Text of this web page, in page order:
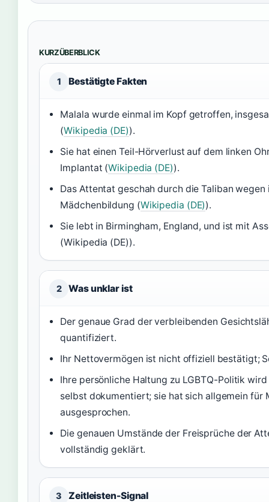
KURZÜBERBLICK
1 Bestätigte Fakten
Malala wurde einmal im Kopf getroffen,
(Wikipedia (DE)).
Sie hat einen Teil-Hörverlust auf dem linken
Implantat (Wikipedia (DE)).
Das Attentat geschah durch die Taliban wegen
Mädchenbildung (Wikipedia (DE)).
Sie lebt in Birmingham, England, und ist mit
(Wikipedia (DE)).
2 Was unklar ist
Der genaue Grad der verbleibenden
quantifiziert.
Ihr Nettovermögen ist nicht offiziell bestätigt;
Ihre persönliche Haltung zu LGBTQ-Politik
selbst dokumentiert; sie hat sich allgemein für
ausgesprochen.
Die genauen Umstände der Freisprüche der
vollständig geklärt.
3 Zeitleisten-Signal